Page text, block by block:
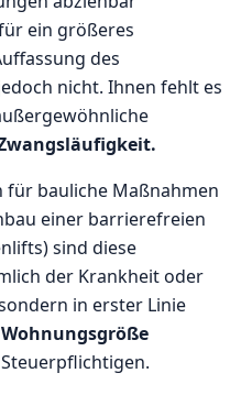
ein größeres
des
nicht. Ihnen fehlt es
für bauliche Maßnahmen
einer barrierefreien
sind diese
der Krankheit oder
in erster Linie